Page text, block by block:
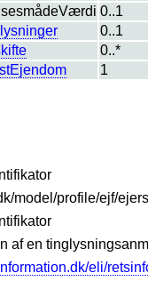
0..1
0..1
0..*
1
model/profile/ejf/
af en
eli/